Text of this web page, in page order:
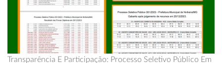
Transparência E Participação: Processo Seletivo Público Em